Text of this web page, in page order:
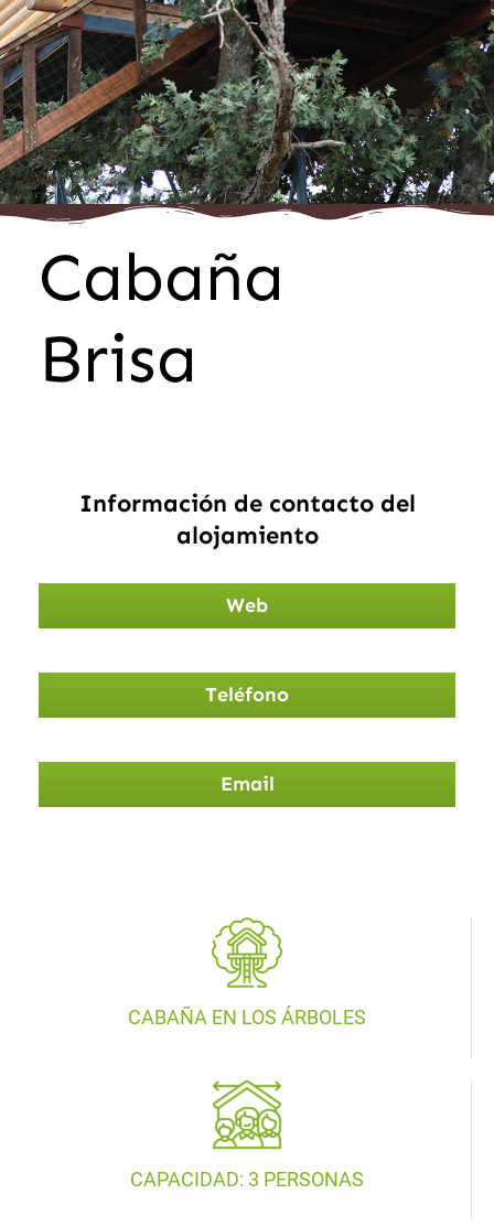
Cabaña
Brisa
Información de contacto del
alojamiento
Web
Teléfono
Email
CABAÑA EN LOS ÁRBOLES
CAPACIDAD: 3 PERSONAS